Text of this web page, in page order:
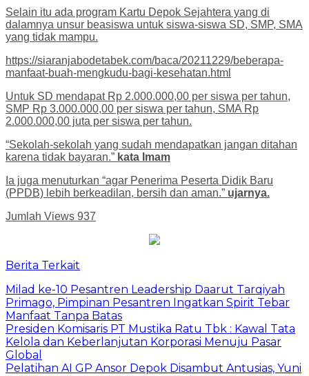
Selain itu ada program Kartu Depok Sejahtera yang di
dalamnya unsur beasiswa untuk siswa-siswa SD, SMP, SMA
yang tidak mampu.
https://siaranjabodetabek.com/baca/20211229/beberapa-
manfaat-buah-mengkudu-bagi-kesehatan.html
Untuk SD mendapat Rp 2.000.000,00 per siswa per tahun,
SMP Rp 3.000.000,00 per siswa per tahun, SMA Rp
2.000.000,00 juta per siswa per tahun.
“Sekolah-sekolah yang sudah mendapatkan jangan ditahan
karena tidak bayaran.” kata Imam
Ia juga menuturkan “agar Penerima Peserta Didik Baru
(PPDB) lebih berkeadilan, bersih dan aman.” ujarnya.
Jumlah Views 937
Berita Terkait
Milad ke-10 Pesantren Leadership Daarut Tarqiyah
Primago, Pimpinan Pesantren Ingatkan Spirit Tebar
Manfaat Tanpa Batas
Presiden Komisaris PT Mustika Ratu Tbk : Kawal Tata
Kelola dan Keberlanjutan Korporasi Menuju Pasar
Global
Pelatihan AI GP Ansor Depok Disambut Antusias, Yuni